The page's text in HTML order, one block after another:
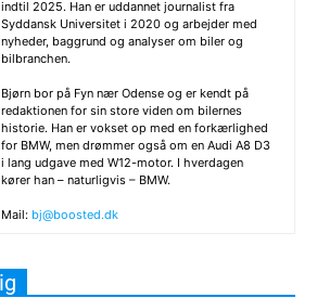
indtil 2025. Han er uddannet journalist fra
Syddansk Universitet i 2020 og arbejder med
nyheder, baggrund og analyser om biler og
bilbranchen.
Bjørn bor på Fyn nær Odense og er kendt på
redaktionen for sin store viden om bilernes
historie. Han er vokset op med en forkærlighed
for BMW, men drømmer også om en Audi A8 D3
i lang udgave med W12-motor. I hverdagen
kører han – naturligvis – BMW.
Mail: bj@boosted.dk